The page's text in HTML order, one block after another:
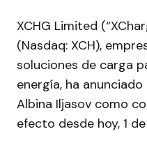
XCHG Limited
(Nasdaq: XCH),
soluciones de carga
energía, ha
Albina Iljasov como
efecto desde hoy, 1